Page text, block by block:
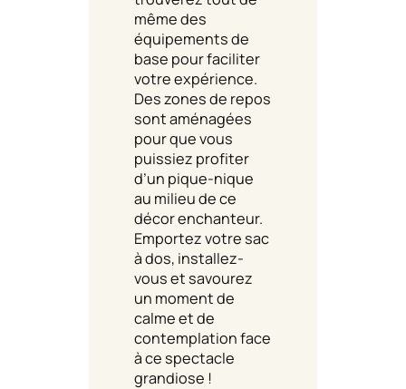
même des
équipements de
base pour faciliter
votre expérience.
Des zones de repos
sont aménagées
pour que vous
puissiez profiter
d’un pique-nique
au milieu de ce
décor enchanteur.
Emportez votre sac
à dos, installez-
vous et savourez
un moment de
calme et de
contemplation face
à ce spectacle
grandiose !